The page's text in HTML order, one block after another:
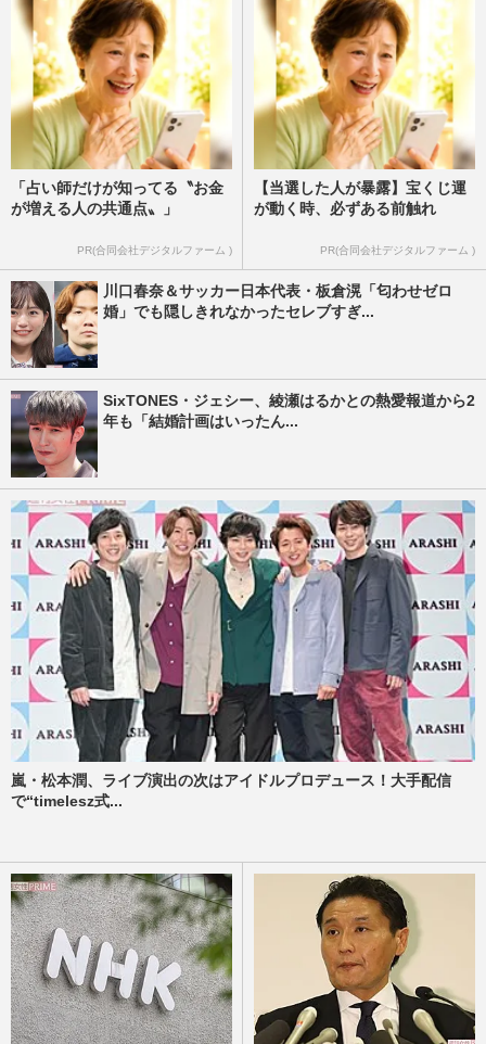
「占い師だけが知ってる〝お金
が増える人の共通点〟」
PR(合同会社デジタルファーム )
【当選した人が暴露】宝くじ運
が動く時、必ずある前触れ
PR(合同会社デジタルファーム )
川口春奈＆サッカー日本代表・板倉滉「匂わせゼロ
婚」でも隠しきれなかったセレブすぎ...
SixTONES・ジェシー、綾瀬はるかとの熱愛報道から2
年も「結婚計画はいったん...
嵐・松本潤、ライブ演出の次はアイドルプロデュース！大手配信
で“timelesz式...